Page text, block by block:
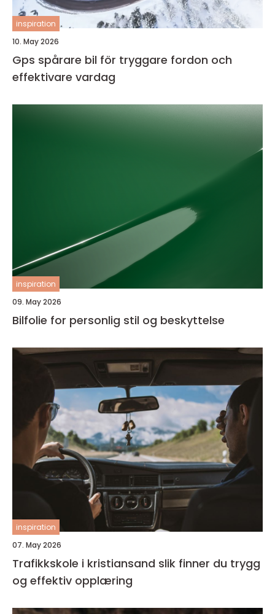
inspiration
10. May 2026
Gps spårare bil för tryggare fordon och
effektivare vardag
inspiration
09. May 2026
Bilfolie for personlig stil og beskyttelse
inspiration
07. May 2026
Trafikkskole i kristiansand slik finner du trygg
og effektiv opplæring